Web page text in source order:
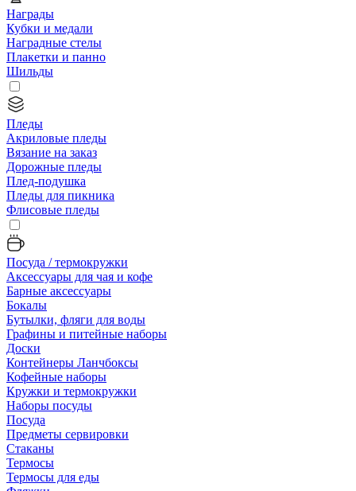
Награды
Кубки и медали
Наградные стелы
Плакетки и панно
Шильды
Пледы
Акриловые пледы
Вязание на заказ
Дорожные пледы
Плед-подушка
Пледы для пикника
Флисовые пледы
Посуда / термокружки
Аксессуары для чая и кофе
Барные аксессуары
Бокалы
Бутылки, фляги для воды
Графины и питейные наборы
Доски
Контейнеры Ланчбоксы
Кофейные наборы
Кружки и термокружки
Наборы посуды
Посуда
Предметы сервировки
Стаканы
Термосы
Термосы для еды